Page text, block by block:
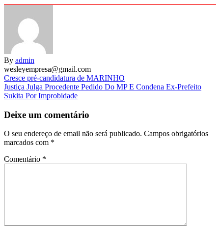
By admin
wesleyempresa@gmail.com
Navegação
de
Cresce pré-candidatura de MARINHO
Justiça Julga Procedente Pedido Do MP E Condena Ex-Prefeito
Sukita Por Improbidade
Deixe um comentário
O seu endereço de email não será publicado. Campos obrigatórios
marcados com *
Comentário *